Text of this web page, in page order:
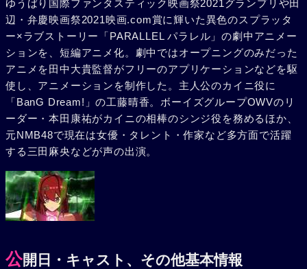
ゆうばり国際ファンタスティック映画祭2021グランプリや田
辺・弁慶映画祭2021映画.com賞に輝いた異色のスプラッタ
ー×ラブストーリー「PARALLEL パラレル」の劇中アニメー
ションを、短編アニメ化。劇中ではオープニングのみだった
アニメを田中大貴監督がフリーのアプリケーションなどを駆
使し、アニメーションを制作した。主人公のカイニ役に
「BanG Dream!」の工藤晴香。ボーイズグループOWVのリ
ーダー・本田康祐がカイニの相棒のシンジ役を務めるほか、
元NMB48で現在は女優・タレント・作家など多方面で活躍
する三田麻央などが声の出演。
公開日・キャスト、その他基本情報